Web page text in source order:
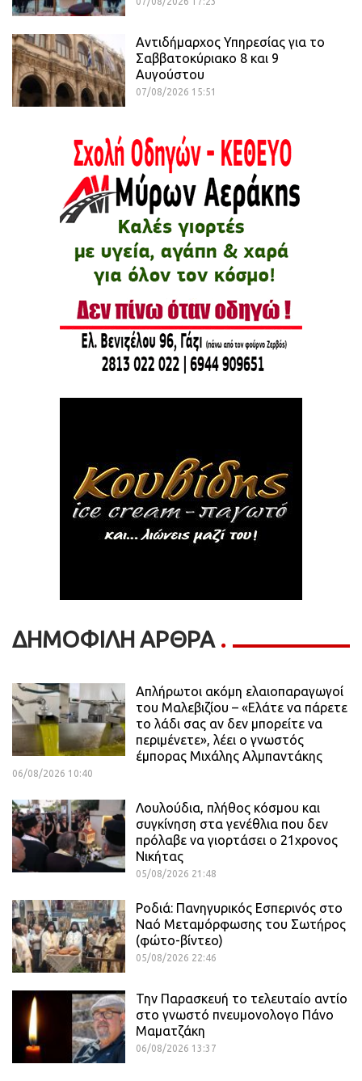
Αντιδήμαρχος Υπηρεσίας για το
Σαββατοκύριακο 8 και 9
Αυγούστου
07/08/2026 15:51
ΔΗΜΟΦΙΛΗ ΑΡΘΡΑ
Απλήρωτοι ακόμη ελαιοπαραγωγοί
του Μαλεβιζίου – «Ελάτε να πάρετε
το λάδι σας αν δεν μπορείτε να
περιμένετε», λέει ο γνωστός
έμπορας Μιχάλης Αλμπαντάκης
06/08/2026 10:40
Λουλούδια, πλήθος κόσμου και
συγκίνηση στα γενέθλια που δεν
πρόλαβε να γιορτάσει ο 21χρονος
Νικήτας
05/08/2026 21:48
Ροδιά: Πανηγυρικός Εσπερινός στο
Ναό Μεταμόρφωσης του Σωτήρος
(φώτο-βίντεο)
05/08/2026 22:46
Την Παρασκευή το τελευταίο αντίο
στο γνωστό πνευμονολογο Πάνο
Μαματζάκη
06/08/2026 13:37